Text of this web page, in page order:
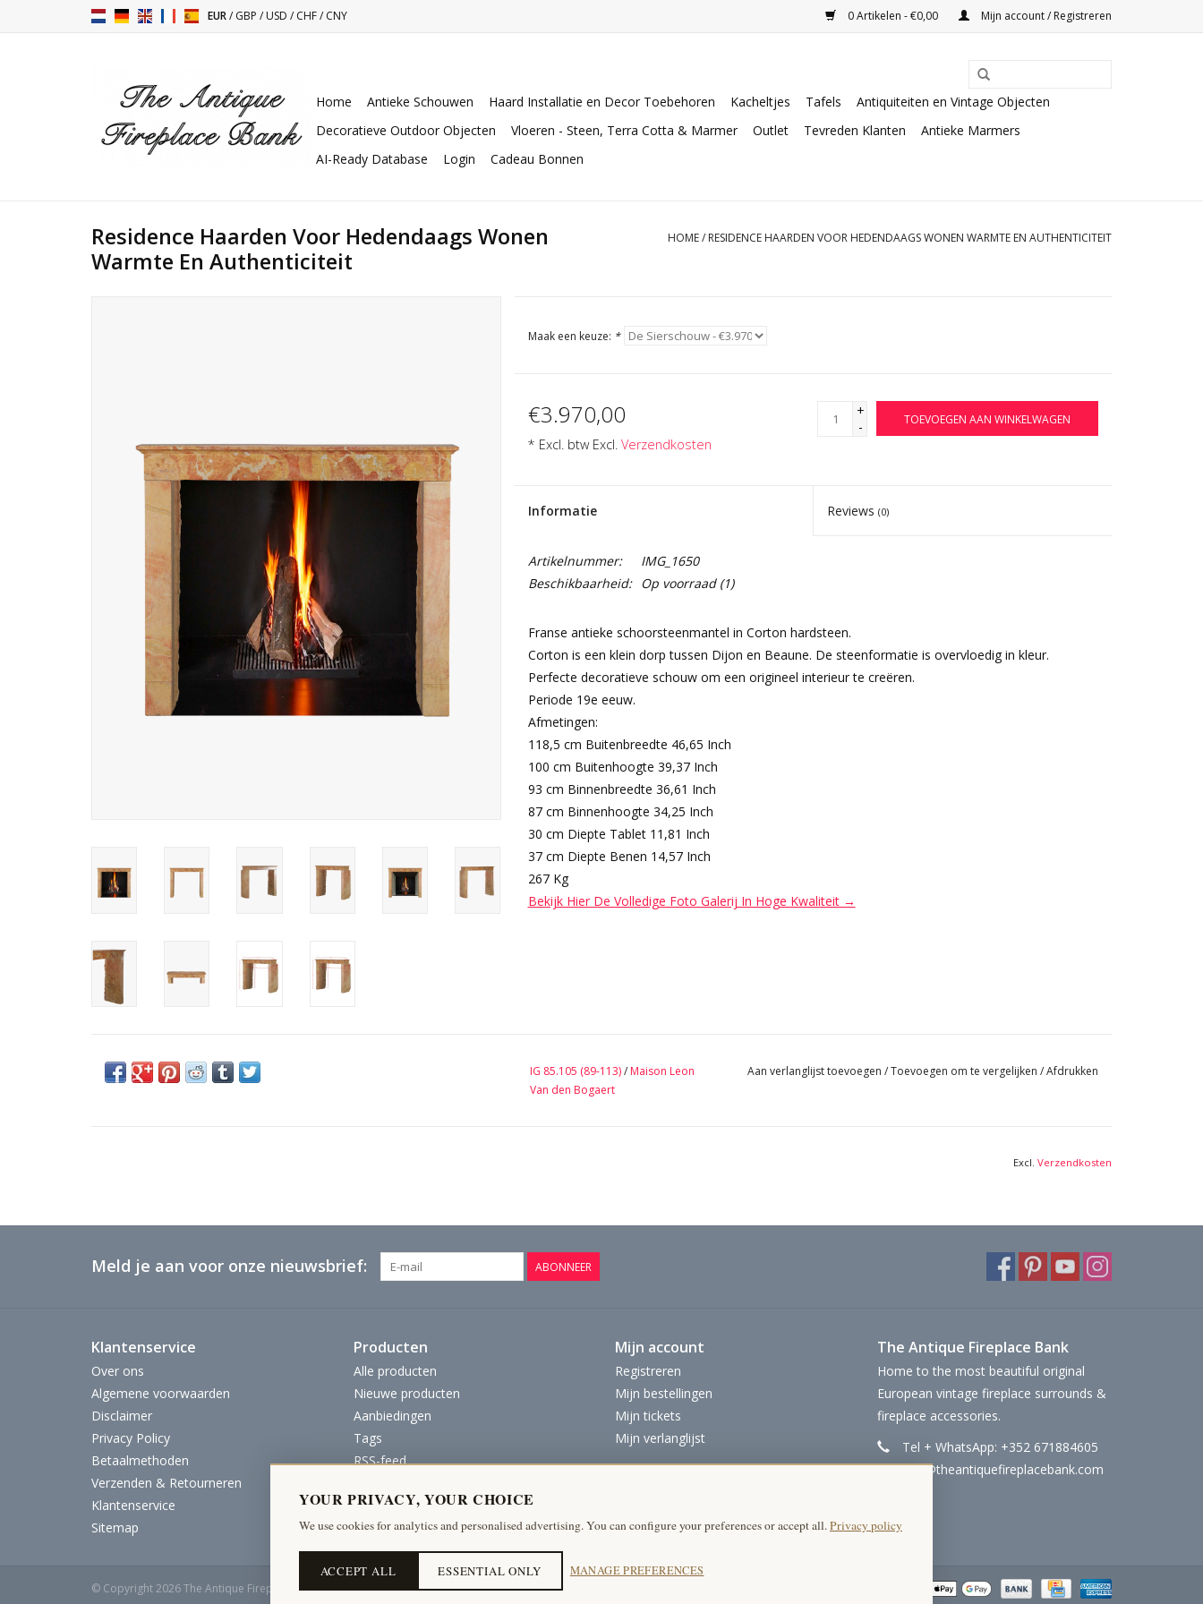
EUR/GBP /USD /CHF/CNY 0 Artikelen - €0,00 Mijn account / Registreren
Home Antieke Schouwen Haard Installatie en Decor Toebehoren Kacheltjes Tafels
Antiquiteiten en Vintage Objecten
Decoratieve Outdoor Objecten
Vloeren - Steen, Terra Cotta & Marmer Outlet Tevreden Klanten
Antieke Marmers
AI-Ready Database
Login Cadeau Bonnen
Residence Haarden Voor Hedendaags Wonen
Warmte En Authenticiteit
HOME/ RESIDENCE HAARDEN VOOR HEDENDAAGS WONEN WARMTE EN AUTHENTICITEIT
Maak een keuze: *
€3.970,00
* Excl. btw Excl. Verzendkosten
+
-
TOEVOEGEN AAN WINKELWAGEN
Informatie Reviews(0)
Artikelnummer:
IMG_1650
Beschikbaarheid:
Op voorraad(1)
Franse antieke schoorsteenmantel in Corton hardsteen.
Corton is een klein dorp tussen Dijon en Beaune. De steenformatie is overvloedig in kleur.
Perfecte decoratieve schouw om een origineel interieur te creëren.
Periode 19e eeuw.
Afmetingen:
118,5 cm Buitenbreedte 46,65 Inch
100 cm Buitenhoogte 39,37 Inch
93 cm Binnenbreedte 36,61 Inch
87 cm Binnenhoogte 34,25 Inch
30 cm Diepte Tablet 11,81 Inch
37 cm Diepte Benen 14,57 Inch
267 Kg
Bekijk Hier De Volledige Foto Galerij In Hoge Kwaliteit →
IG 85.105 (89-113)/ Maison Leon
Van den Bogaert
Aan verlanglijst toevoegen /Toevoegen om te vergelijken /Afdrukken
Excl. Verzendkosten
Meld je aan voor onze nieuwsbrief: ABONNEER
Klantenservice
Over ons
Algemene voorwaarden
Disclaimer
Privacy Policy
Betaalmethoden
Verzenden & Retourneren
Klantenservice
Sitemap
Producten
Alle producten
Nieuwe producten
Aanbiedingen
Tags
RSS-feed
Mijn account
Registreren
Mijn bestellingen
Mijn tickets
Mijn verlanglijst
The Antique Fireplace Bank
Home to the most beautiful original
European vintage fireplace surrounds &
fireplace accessories.
Tel + WhatsApp: +352 671884605
info@theantiquefireplacebank.com
© Copyright 2026 The Antique Fireplace Bank
YOUR PRIVACY, YOUR CHOICE
We use cookies for analytics and personalised advertising. You can configure your preferences or accept all.Privacy policy
ACCEPT ALL ESSENTIAL ONLY MANAGE PREFERENCES